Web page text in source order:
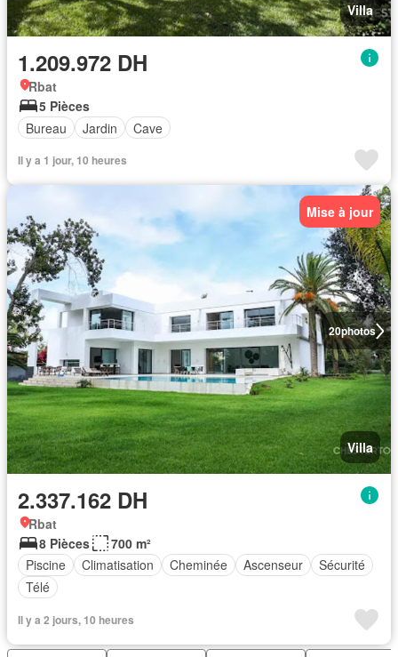
Villa
1.209.972 DH
Rbat
5 Pièces
Bureau
Jardin Cave
Il y a 1 jour, 10 heures
20photos
Mise à jour
Villa
2.337.162 DH
Rbat
8 Pièces
700 m²
Piscine
Climatisation Cheminée Ascenseur
Sécurité
Télé
Il y a 2 jours, 10 heures